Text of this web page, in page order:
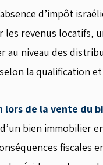
d’impôt
les revenus locatifs,
au niveau des
la qualification
lors de la vente du
bien immobilier
fiscales